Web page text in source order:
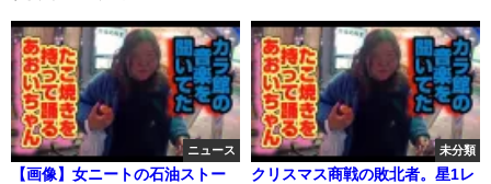
ニュース
【画像】女ニートの石油ストー
未分類
クリスマス商戦の敗北者。星1レ